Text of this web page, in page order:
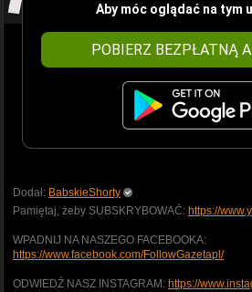
Aby móc oglądać na tym
POBIERZ BEZPŁATNĄ
Dodał: BabskieShorty
Pamiętaj, żeby SUBSKRYBOWAĆ: https://
WPADNIJ NA NASZEGO FACEBOOKA:
https://www.facebook.com/FollowGazetapl/
ODWIEDŹ NASZ INSTAGRAM: https://